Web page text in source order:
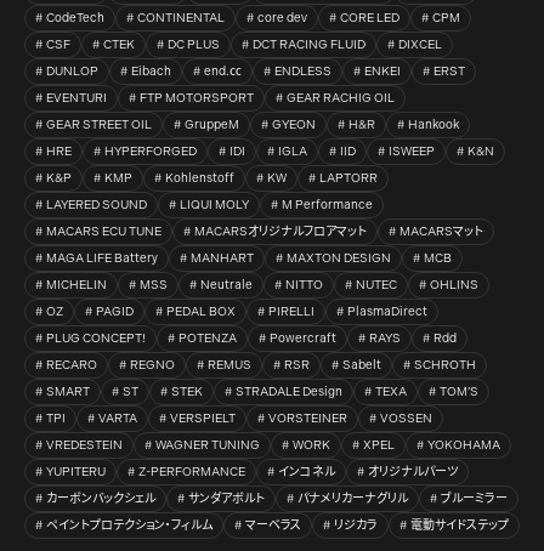
CodeTech
CONTINENTAL core dev CORE LED
CPM
CSF
CTEK DC PLUS DCT RACING FLUID
DIXCEL
DUNLOP
Eibach end.㏄ ENDLESS ENKEI
ERST
EVENTURI
FTP MOTORSPORT
GEAR RACHIG OIL
GEAR STREET OIL
GruppeM GYEON H&R
Hankook
HRE
HYPERFORGED IDI IGLA IID ISWEEP
K&N
K&P
KMP Kohlenstoff KW
LAPTORR
LAYERED SOUND
LIQUI MOLY
M Performance
MACARS ECU TUNE
MACARSオリジナルフロアマット
MACARSマット
MAGA LIFE Battery
MANHART MAXTON DESIGN
MCB
MICHELIN
MSS Neutrale NITTO NUTEC
OHLINS
OZ
PAGID PEDAL BOX PIRELLI
PlasmaDirect
PLUG CONCEPT!
POTENZA Powercraft RAYS
Rdd
RECARO
REGNO REMUS RSR Sabelt
SCHROTH
SMART
ST STEK STRADALE Design TEXA
TOM’S
TPI
VARTA VERSPIELT VORSTEINER
VOSSEN
VREDESTEIN
WAGNER TUNING WORK XPEL
YOKOHAMA
YUPITERU
Z-PERFORMANCE インコネル
オリジナルパーツ
カーボンバックシェル
サンダアボルト パナメリカーナグリル
ブルーミラー
ペイントプロテクション・フィルム
マーベラス リジカラ 電動サイドステップ